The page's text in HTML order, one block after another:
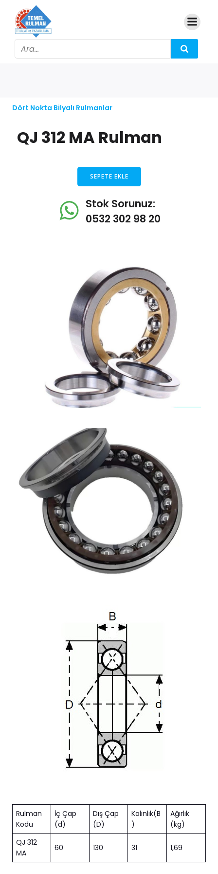
Dört Nokta Bilyalı Rulmanlar
QJ 312 MA Rulman
SEPETE EKLE
Stok Sorunuz:
0532 302 98 20
Rulman
Kodu
İç Çap
(d)
Dış Çap
(D)
Kalınlık(B
)
Ağırlık
(kg)
QJ 312
MA
60 130 31 1,69